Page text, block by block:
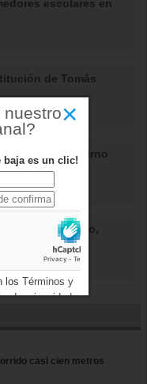
escolares en
de Tomás
de Buen Gobierno
nuevo candidato,
casi cien metros
×
nuestro
baja es un clic!
los Términos y
de privacidad